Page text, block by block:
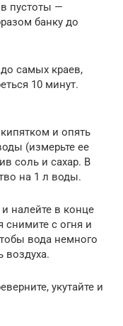
пустоты —
банку до
самых краев,
10 минут.
и опять
(измерьте ее
соль и сахар. В
на 1 л воды.
налейте в конце
снимите с огня и
вода немного
воздуха.
укутайте и